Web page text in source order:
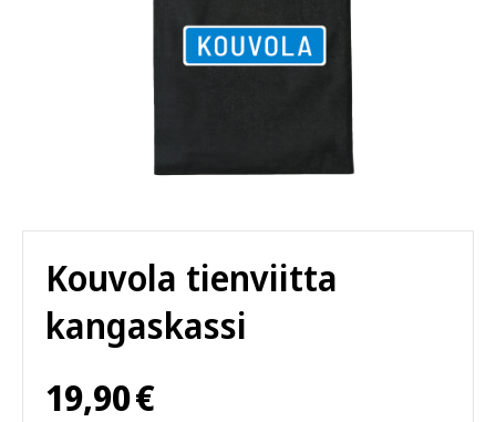
Kouvola tienviitta
kangaskassi
19,90€